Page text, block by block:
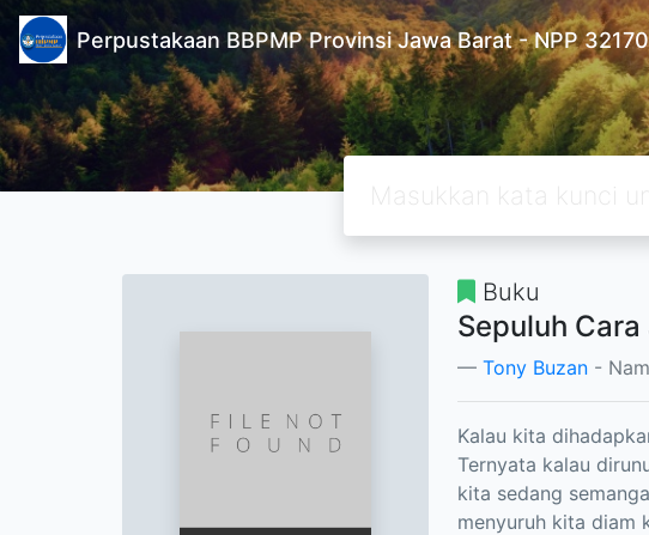
Perpustakaan BBPMP Provinsi Jawa Barat - NPP
Buku
Sepuluh
Tony Buzan -
Kalau kita
Ternyata kalau
kita sedang
menyuruh kita diam